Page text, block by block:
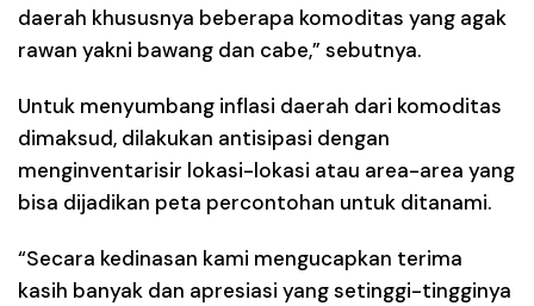
daerah khususnya beberapa komoditas yang agak
rawan yakni bawang dan cabe,” sebutnya.
Untuk menyumbang inflasi daerah dari komoditas
dimaksud, dilakukan antisipasi dengan
menginventarisir lokasi-lokasi atau area-area yang
bisa dijadikan peta percontohan untuk ditanami.
“Secara kedinasan kami mengucapkan terima
kasih banyak dan apresiasi yang setinggi-tingginya